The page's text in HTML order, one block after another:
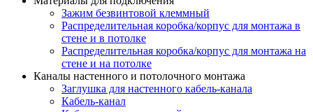
Зажим безвинтовой клеммный
Распределительная коробка/корпус для монтажа в
стене и в потолке
Распределительная коробка/корпус для монтажа на
стене и на потолке
Каналы настенного и потолочного монтажа
Заглушка для настенного кабель-канала
Кабель-канал